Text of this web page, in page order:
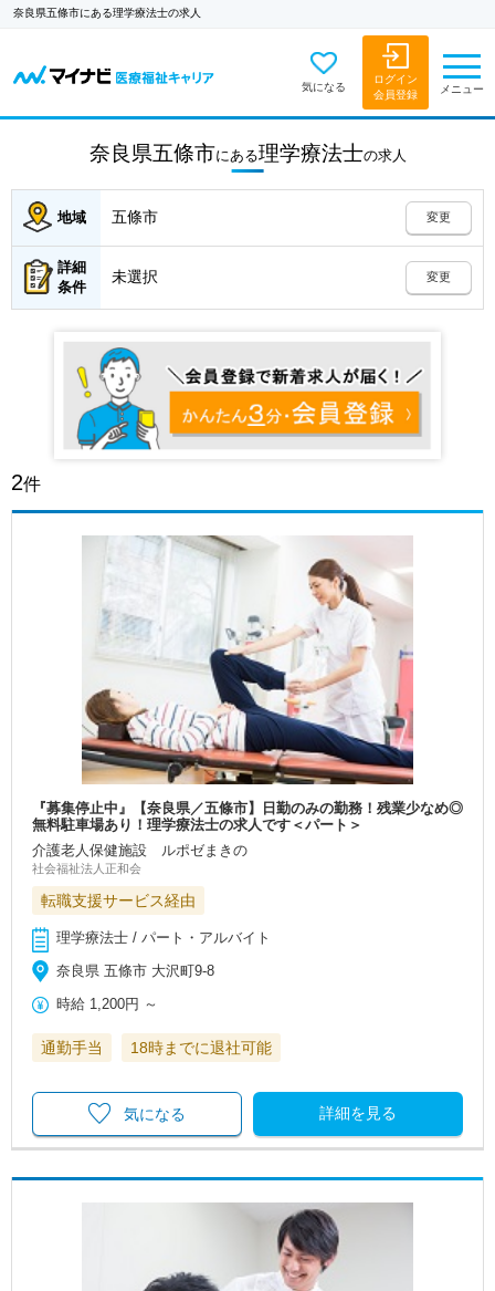
奈良県五條市にある理学療法士の求人
気になる
ログイン
会員登録
メニュー
奈良県五條市にある理学療法士の求人
地域 五條市 変更
詳細
条件
未選択 変更
2件
『募集停止中』【奈良県／五條市】日勤のみの勤務！残業少なめ◎
無料駐車場あり！理学療法士の求人です＜パート＞
介護老人保健施設 ルポゼまきの
社会福祉法人正和会
転職支援サービス経由
理学療法士 / パート・アルバイト
奈良県 五條市 大沢町9-8
時給 1,200円 ～
通勤手当 18時までに退社可能
詳細を見る
気になる